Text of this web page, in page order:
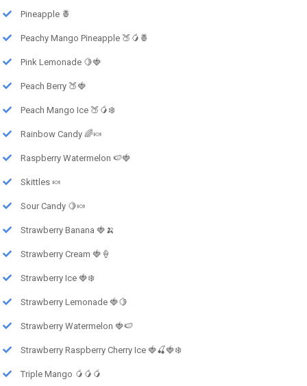
Pineapple 🍍
Peachy Mango Pineapple 🍑🥭🍍
Pink Lemonade 🍋🍓
Peach Berry 🍑🍓
Peach Mango Ice 🍑🥭❄️
Rainbow Candy 🌈🍬
Raspberry Watermelon 🍉🍓
Skittles 🍬
Sour Candy 🍋🍬
Strawberry Banana 🍓🍌
Strawberry Cream 🍓🍦
Strawberry Ice 🍓❄️
Strawberry Lemonade 🍓🍋
Strawberry Watermelon 🍓🍉
Strawberry Raspberry Cherry Ice 🍓🍒🍓❄️
Triple Mango 🥭🥭🥭